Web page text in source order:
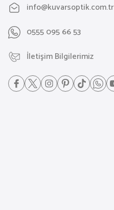
info@kuvarsoptik.com.tr
0555 095 66 53
İletişim Bilgilerimiz